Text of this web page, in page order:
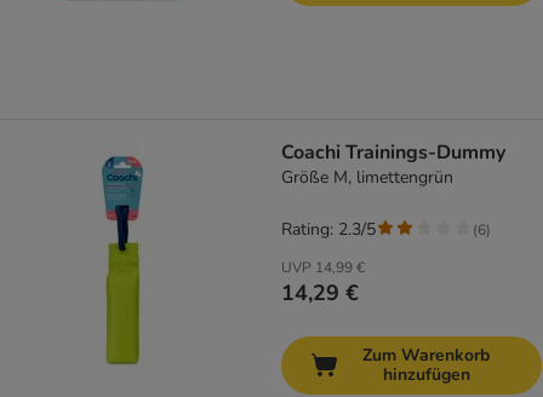
Coachi Trainings-Dummy
Größe M, limettengrün
UVP 14,99 €
14,29 €
Rating: 2.3/5 (6)
Zum Warenkorb
hinzufügen